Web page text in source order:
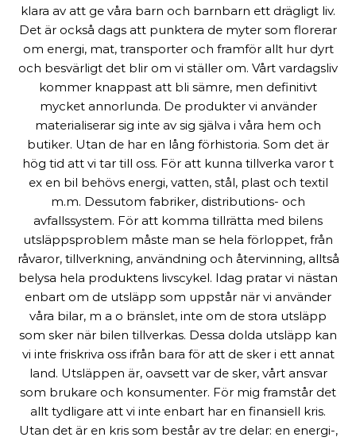
klara av att ge våra barn och barnbarn ett drägligt liv.
Det är också dags att punktera de myter som florerar
om energi, mat, transporter och framför allt hur dyrt
och besvärligt det blir om vi ställer om. Vårt vardagsliv
kommer knappast att bli sämre, men definitivt
mycket annorlunda. De produkter vi använder
materialiserar sig inte av sig själva i våra hem och
butiker. Utan de har en lång förhistoria. Som det är
hög tid att vi tar till oss. För att kunna tillverka varor t
ex en bil behövs energi, vatten, stål, plast och textil
m.m. Dessutom fabriker, distributions- och
avfallssystem. För att komma tillrätta med bilens
utsläppsproblem måste man se hela förloppet, från
råvaror, tillverkning, användning och återvinning, alltså
belysa hela produktens livscykel. Idag pratar vi nästan
enbart om de utsläpp som uppstår när vi använder
våra bilar, m a o bränslet, inte om de stora utsläpp
som sker när bilen tillverkas. Dessa dolda utsläpp kan
vi inte friskriva oss ifrån bara för att de sker i ett annat
land. Utsläppen är, oavsett var de sker, vårt ansvar
som brukare och konsumenter. För mig framstår det
allt tydligare att vi inte enbart har en finansiell kris.
Utan det är en kris som består av tre delar: en energi-,